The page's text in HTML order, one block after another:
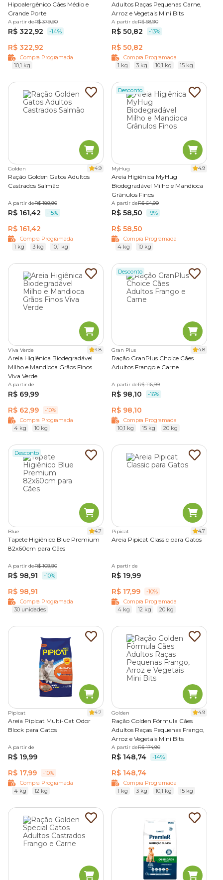
Hipoalergênico Cães Médio e
Grande Porte
A partir deR$ 379,90
R$ 322,92 -14%
R$ 322,92
Compra Programada
10,1 kg
Adultos Raças Pequenas Carne,
Arroz e Vegetais Mini Bits
A partir deR$ 58,90
R$ 50,82 -13%
R$ 50,82
Compra Programada
1 kg
3 kg 10,1 kg 15 kg
Golden 4.9
Ração Golden Gatos Adultos
Castrados Salmão
A partir deR$ 189,90
R$ 161,42 -15%
R$ 161,42
Compra Programada
1 kg
3 kg 10,1 kg
Desconto
MyHug 4.9
Areia Higiênica MyHug
Biodegradável Milho e Mandioca
Grânulos Finos
A partir deR$ 64,99
R$ 58,50 -9%
R$ 58,50
Compra Programada
4 kg
10 kg
Viva Verde 4.8
Areia Higiênica Biodegradável
Milho e Mandioca Grãos Finos
Viva Verde
A partir de
R$ 69,99
R$ 62,99
-10%
Compra Programada
4 kg
10 kg
Desconto
Gran Plus 4.8
Ração GranPlus Choice Cães
Adultos Frango e Carne
A partir deR$ 116,99
R$ 98,10 -16%
R$ 98,10
Compra Programada
10,1 kg
15 kg 20 kg
Desconto
Blue 4.7
Tapete Higiênico Blue Premium
82x60cm para Cães
A partir deR$ 109,90
R$ 98,91 -10%
R$ 98,91
Compra Programada
30 unidades
Pipicat 4.7
Areia Pipicat Classic para Gatos
A partir de
R$ 19,99
R$ 17,99
-10%
Compra Programada
4 kg
12 kg 20 kg
Pipicat 4.7
Areia Pipicat Multi-Cat Odor
Block para Gatos
A partir de
R$ 19,99
R$ 17,99
-10%
Compra Programada
4 kg
12 kg
Golden 4.9
Ração Golden Fórmula Cães
Adultos Raças Pequenas Frango,
Arroz e Vegetais Mini Bits
A partir deR$ 174,90
R$ 148,74 -14%
R$ 148,74
Compra Programada
1 kg
3 kg 10,1 kg 15 kg